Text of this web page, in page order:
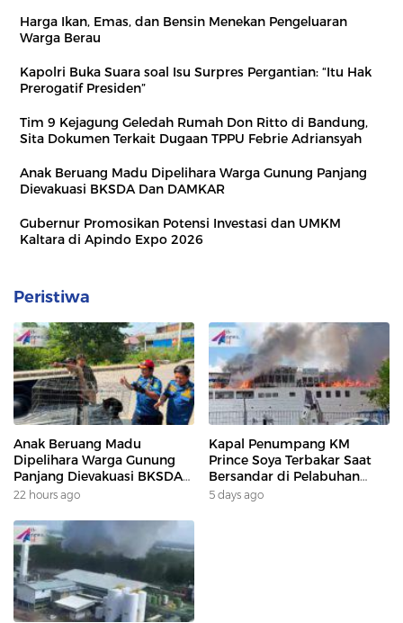
Harga Ikan, Emas, dan Bensin Menekan Pengeluaran
Warga Berau
Kapolri Buka Suara soal Isu Surpres Pergantian: “Itu Hak
Prerogatif Presiden”
Tim 9 Kejagung Geledah Rumah Don Ritto di Bandung,
Sita Dokumen Terkait Dugaan TPPU Febrie Adriansyah
Anak Beruang Madu Dipelihara Warga Gunung Panjang
Dievakuasi BKSDA Dan DAMKAR
Gubernur Promosikan Potensi Investasi dan UMKM
Kaltara di Apindo Expo 2026
Peristiwa
Anak Beruang Madu
Dipelihara Warga Gunung
Panjang Dievakuasi BKSDA
Dan DAMKAR
22 hours ago
Kapal Penumpang KM
Prince Soya Terbakar Saat
Bersandar di Pelabuhan
Samarinda, Keberangkatan
5 days ago